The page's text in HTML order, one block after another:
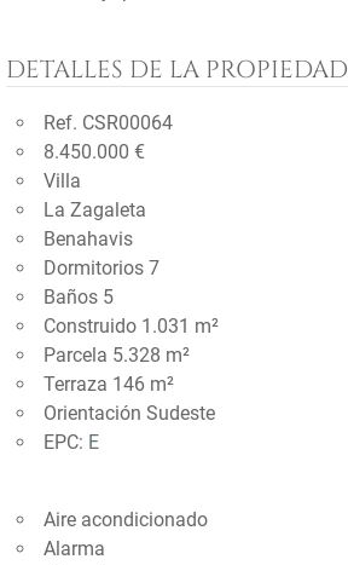
DETALLES DE LA PROPIEDAD
Ref. CSR00064
8.450.000 €
Villa
La Zagaleta
Benahavis
Dormitorios 7
Baños 5
Construido 1.031 m²
Parcela 5.328 m²
Terraza 146 m²
Orientación Sudeste
EPC: E
Aire acondicionado
Alarma